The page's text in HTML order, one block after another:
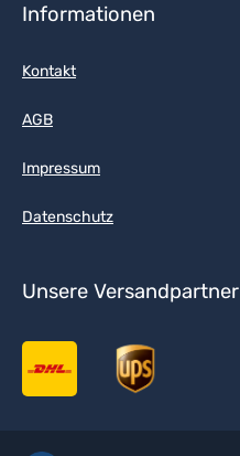
Informationen
Kontakt
AGB
Impressum
Datenschutz
Unsere Versandpartner